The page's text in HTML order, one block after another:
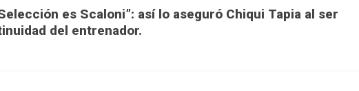
es Scaloni”: así lo aseguró Chiqui Tapia al ser
del entrenador.